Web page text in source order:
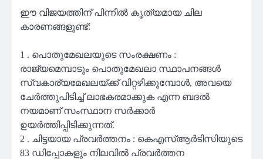
ഈ വിജയത്തിന് പിന്നിൽ കൃത്യമായ ചില
കാരണങ്ങളുണ്ട്:
1 . പൊതുമേഖലയുടെ സംരക്ഷണം :
രാജ്യമെമ്പാടും പൊതുമേഖലാ സ്ഥാപനങ്ങൾ
സ്വകാര്യമേഖലയ്ക്ക് വിറ്റഴിക്കുമ്പോൾ, അവയെ
ചേർത്തുപിടിച്ച് ലാഭകരമാക്കുക എന്ന ബദൽ
നയമാണ് സംസ്ഥാന സർക്കാർ
ഉയർത്തിപ്പിടിക്കുന്നത്.
2 . ചിട്ടയായ പ്രവർത്തനം : കെഎസ്ആർടിസിയുടെ
83 ഡിപ്പോകളും നിലവിൽ പ്രവർത്തന